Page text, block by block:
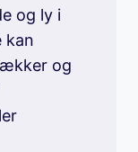
og ly i
kan
og